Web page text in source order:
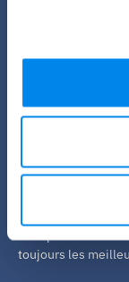
Toutes les
toujours les